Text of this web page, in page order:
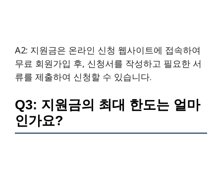
A2: 지원금은 온라인 신청 웹사이트에 접속하여
무료 회원가입 후, 신청서를 작성하고 필요한 서
류를 제출하여 신청할 수 있습니다.
Q3: 지원금의 최대 한도는 얼마
인가요?